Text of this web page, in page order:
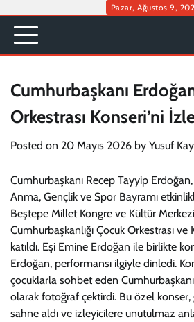
content
Pazar, Ağustos 9,
Cumhurbaşkanı
Orkestrası Konseri’ni
Posted on 20 Mayıs 2026 by Yusuf
Cumhurbaşkanı Recep Tayyip Erdoğan,
Anma, Gençlik ve Spor Bayramı
Beştepe Millet Kongre ve Kültür
Cumhurbaşkanlığı Çocuk Orkestrası ve
katıldı. Eşi Emine Erdoğan ile birlikte
Erdoğan, performansı ilgiyle dinledi.
çocuklarla sohbet eden Cumhurbaşkanı
olarak fotoğraf çektirdi. Bu özel
sahne aldı ve izleyicilere unutulmaz